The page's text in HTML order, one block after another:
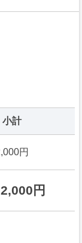
小計
円
2,000円